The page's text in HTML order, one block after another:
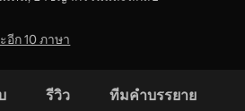
อีก 10 ภาษา
รีวิว ทีมคำบรรยาย